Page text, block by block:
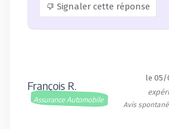
Signaler cette réponse
François R.
Assurance Automobile
le 05/
Avis